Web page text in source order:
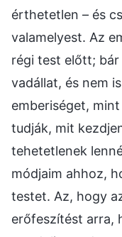
érthetetlen – és
valamelyest. Az
régi test előtt;
vadállat, és nem
emberiséget,
tudják, mit
tehetetlenek
módjaim ahhoz,
testet. Az, hogy
erőfeszítést arra,